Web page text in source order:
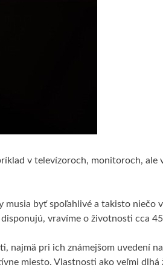
v televízoroch, monitoroch, ale
byť spoľahlivé a takisto niečo
vravíme o životnosti cca
najmä pri ich známejšom uvedení
miesto. Vlastnosti ako veľmi